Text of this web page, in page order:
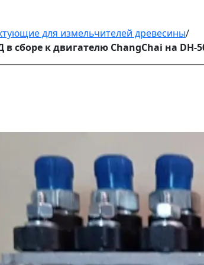
для измельчителей древесины/
в сборе к двигателю ChangChai на DH-